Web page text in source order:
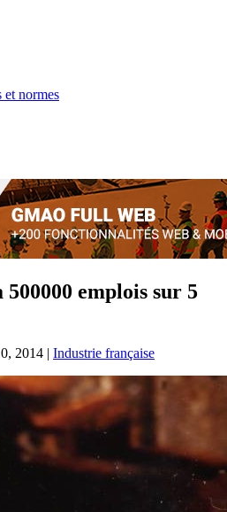
et normes
emplois sur 5
2014 | Industrie française